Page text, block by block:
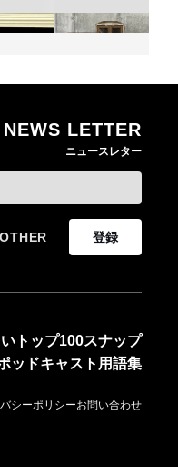
、26年
ス・
無印良品の古家具シ
ーズ新作 インドの
具を再生した一点物
LIFESTYLE
NEWS LETTER
ニュースレター
OTHER 登録
トップ100スナップ
ッドキャスト 用語集
シーポリシーお問い合わせ